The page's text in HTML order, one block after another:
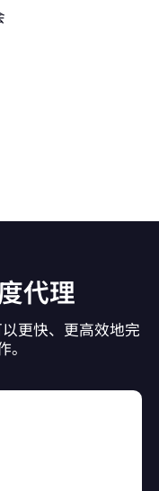
代理
更快、更高效地完